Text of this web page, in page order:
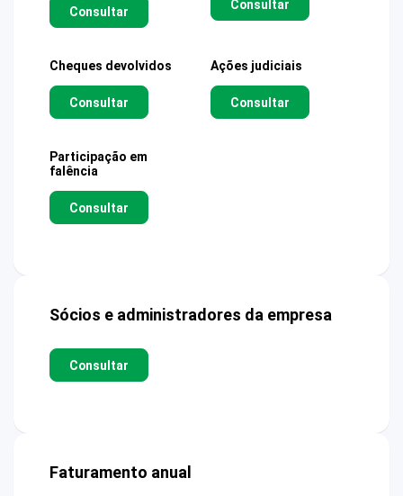
Consultar Consultar
Cheques devolvidos
Consultar
Ações judiciais
Consultar
Participação em
falência
Consultar
Sócios e administradores da empresa
Consultar
Faturamento anual